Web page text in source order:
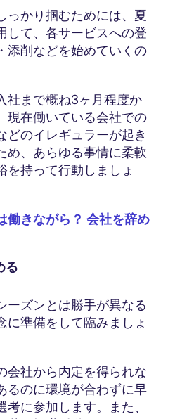
っかり掴むためには、夏
して、各サービスへの登
添削などを始めていくの
社まで概ね3ヶ月程度か
現在働いている会社での
どのイレギュラーが起き
め、あらゆる事情に柔軟
を持って行動しましょ
働きながら？ 会社を辞め
る
ーズンとは勝手が異なる
に準備をして臨みましょ
会社から内定を得られな
るのに環境が合わずに早
に参加します。また、